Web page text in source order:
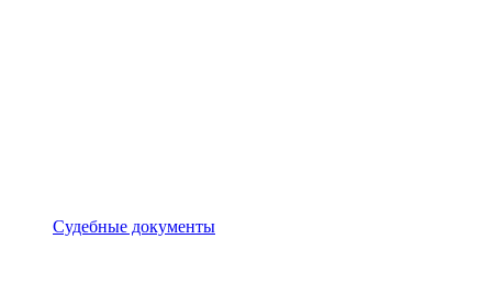
Документы
Судебные документы